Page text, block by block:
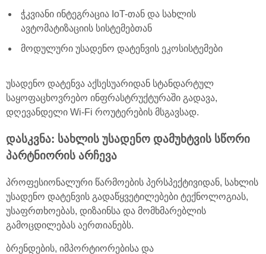
ჭკვიანი ინტეგრაცია IoT-თან და სახლის
ავტომატიზაციის სისტემებთან
მოდულური უსადენო დატენვის ეკოსისტემები
უსადენო დატენვა აქსესუარიდან სტანდარტულ
საყოფაცხოვრებო ინფრასტრუქტურაში გადავა,
დღევანდელი Wi-Fi როუტერების მსგავსად.
დასკვნა: სახლის უსადენო დამუხტვის სწორი
პარტნიორის არჩევა
პროფესიონალური წარმოების პერსპექტივიდან, სახლის
უსადენო დატენვის გადაწყვეტილებები ტექნოლოგიას,
უსაფრთხოებას, დიზაინსა და მომხმარებლის
გამოცდილებას აერთიანებს.
ბრენდების, იმპორტიორებისა და